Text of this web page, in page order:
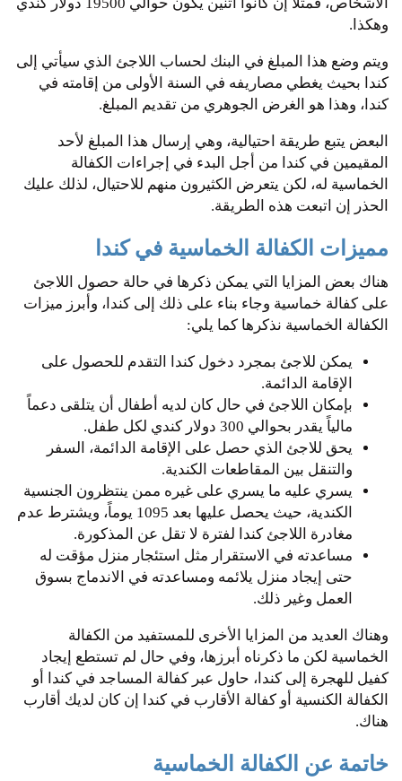
وهكذا.
ويتم وضع هذا المبلغ في البنك لحساب اللاجئ الذي سيأتي إلى
كندا بحيث يغطي مصاريفه في السنة الأولى من إقامته في
كندا، وهذا هو الغرض الجوهري من تقديم المبلغ.
البعض يتبع طريقة احتيالية، وهي إرسال هذا المبلغ لأحد
المقيمين في كندا من أجل البدء في إجراءات الكفالة
الخماسية له، لكن يتعرض الكثيرون منهم للاحتيال، لذلك عليك
الحذر إن اتبعت هذه الطريقة.
مميزات الكفالة الخماسية في كندا
هناك بعض المزايا التي يمكن ذكرها في حالة حصول اللاجئ
على كفالة خماسية وجاء بناء على ذلك إلى كندا، وأبرز ميزات
الكفالة الخماسية نذكرها كما يلي:
يمكن للاجئ بمجرد دخول كندا التقدم للحصول على
الإقامة الدائمة.
بإمكان اللاجئ في حال كان لديه أطفال أن يتلقى دعماً
مالياً يقدر بحوالي 300 دولار كندي لكل طفل.
يحق للاجئ الذي حصل على الإقامة الدائمة، السفر
والتنقل بين المقاطعات الكندية.
يسري عليه ما يسري على غيره ممن ينتظرون الجنسية
الكندية، حيث يحصل عليها بعد 1095 يوماً، ويشترط عدم
مغادرة اللاجئ كندا لفترة لا تقل عن المذكورة.
مساعدته في الاستقرار مثل استئجار منزل مؤقت له
حتى إيجاد منزل يلائمه ومساعدته في الاندماج بسوق
العمل وغير ذلك.
وهناك العديد من المزايا الأخرى للمستفيد من الكفالة
الخماسية لكن ما ذكرناه أبرزها، وفي حال لم تستطع إيجاد
كفيل للهجرة إلى كندا، حاول عبر كفالة المساجد في كندا أو
الكفالة الكنسية أو كفالة الأقارب في كندا إن كان لديك أقارب
هناك.
خاتمة عن الكفالة الخماسية